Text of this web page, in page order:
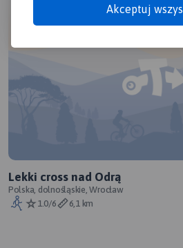
Akceptuj
Lekki cross nad Odrą
Polska, dolnośląskie, Wrocław
1.0/6
6,1 km